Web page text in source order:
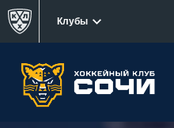
Клубы